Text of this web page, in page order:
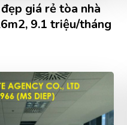
giá rẻ tòa nhà
9.1 triệu/tháng